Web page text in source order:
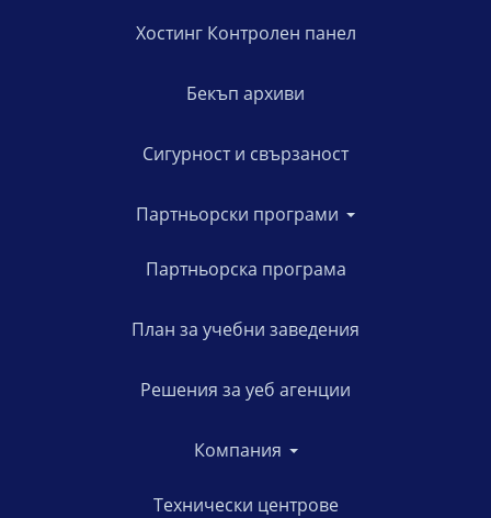
Хостинг Контролен панел
Бекъп архиви
Сигурност и свързаност
Партньорски програми
Партньорска програма
План за учебни заведения
Решения за уеб агенции
Компания
Технически центрове